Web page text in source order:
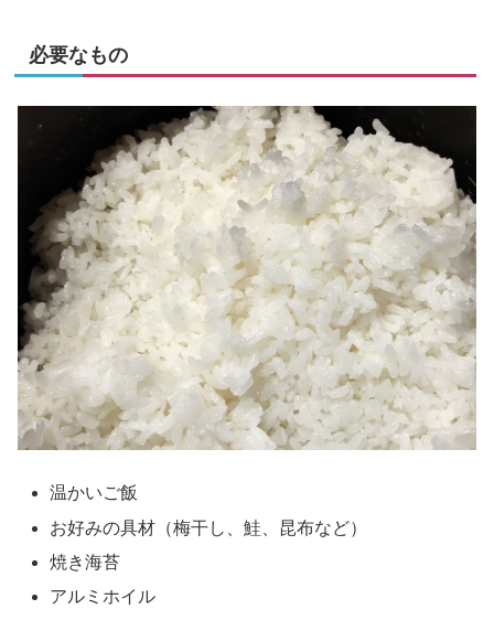
必要なもの
温かいご飯
お好みの具材（梅干し、鮭、昆布など）
焼き海苔
アルミホイル